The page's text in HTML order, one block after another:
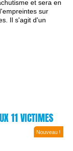
et sera en
sur
Il s'agit d'un
11 VICTIMES
Nouveau !